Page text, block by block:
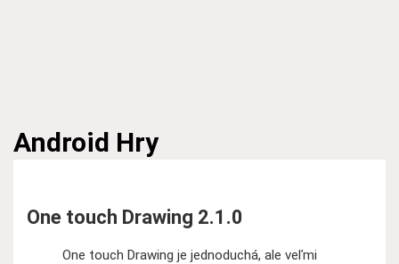
Android Hry
One touch Drawing 2.1.0
One touch Drawing je jednoduchá, ale veľmi